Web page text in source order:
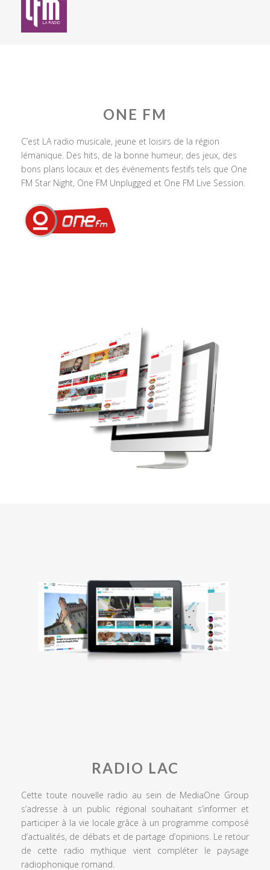
ONE FM
C’est LA radio musicale, jeune et loisirs de la région
lémanique. Des hits, de la bonne humeur, des jeux, des
bons plans locaux et des événements festifs tels que One
FM Star Night, One FM Unplugged et One FM Live Session.
RADIO LAC
Cette toute nouvelle radio au sein de MediaOne Group
s’adresse à un public régional souhaitant s’informer et
participer à la vie locale grâce à un programme composé
d’actualités, de débats et de partage d’opinions. Le retour
de cette radio mythique vient compléter le paysage
radiophonique romand.